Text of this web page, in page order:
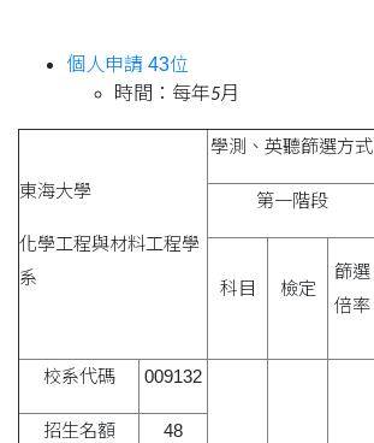
個人申請 43位
時間：每年5月
東海大學
化學工程與材料工程學
系
學測、英聽篩選方式
第一階段
科目 檢定
篩選
倍率
校系代碼 009132
招生名額 48